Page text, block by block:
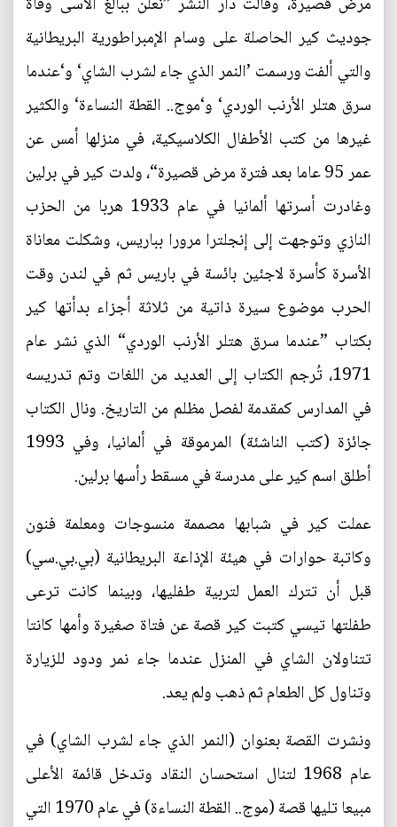
جوديث كير الحاصلة على وسام الإمبراطورية البريطانية
والتي ألفت ورسمت ’النمر الذي جاء لشرب الشاي‘ و‘عندما
سرق هتلر الأرنب الوردي‘ و‘موج.. القطة النساءة‘ والكثير
غيرها من كتب الأطفال الكلاسيكية، في منزلها أمس عن
عمر 95 عاما بعد فترة مرض قصيرة“، ولدت كير في برلين
وغادرت أسرتها ألمانيا في عام 1933 هربا من الحزب
النازي وتوجهت إلى إنجلترا مرورا بباريس، وشكلت معاناة
الأسرة كأسرة لاجئين بائسة في باريس ثم في لندن وقت
الحرب موضوع سيرة ذاتية من ثلاثة أجزاء بدأتها كير
بكتاب ”عندما سرق هتلر الأرنب الوردي“ الذي نشر عام
1971، تُرجم الكتاب إلى العديد من اللغات وتم تدريسه
في المدارس كمقدمة لفصل مظلم من التاريخ. ونال الكتاب
جائزة (كتب الناشئة) المرموقة في ألمانيا، وفي 1993
أطلق اسم كير على مدرسة في مسقط رأسها برلين.
عملت كير في شبابها مصممة منسوجات ومعلمة فنون
وكاتبة حوارات في هيئة الإذاعة البريطانية (بي.بي.سي)
قبل أن تترك العمل لتربية طفليها، وبينما كانت ترعى
طفلتها تيسي كتبت كير قصة عن فتاة صغيرة وأمها كانتا
تتناولان الشاي في المنزل عندما جاء نمر ودود للزيارة
وتناول كل الطعام ثم ذهب ولم يعد.
ونشرت القصة بعنوان (النمر الذي جاء لشرب الشاي) في
عام 1968 لتنال استحسان النقاد وتدخل قائمة الأعلى
مبيعا تليها قصة (موج.. القطة النساءة) في عام 1970 التي